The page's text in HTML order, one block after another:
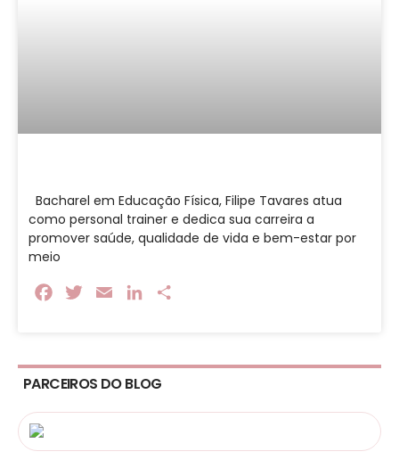
Bacharel em Educação Física, Filipe Tavares atua
como personal trainer e dedica sua carreira a
promover saúde, qualidade de vida e bem-estar por
meio
FacebookTwitterEmail LinkedIn
PARCEIROS DO BLOG